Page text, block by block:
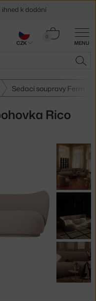
MENU
0
Košík
Sedací soupravy Ferm
Rico
k dodání
CZK